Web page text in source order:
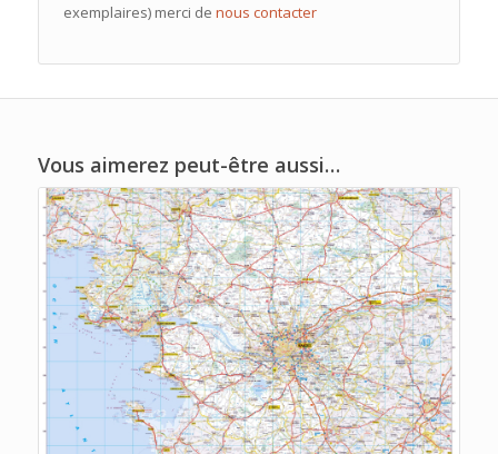
exemplaires) merci de nous contacter
Vous aimerez peut-être aussi…